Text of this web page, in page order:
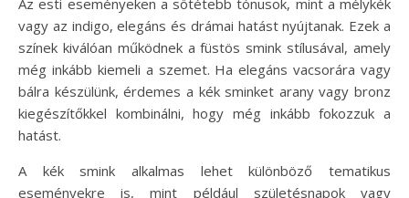
Az esti eseményeken a sötétebb tónusok, mint a mélykék
vagy az indigo, elegáns és drámai hatást nyújtanak. Ezek a
színek kiválóan működnek a füstös smink stílusával, amely
még inkább kiemeli a szemet. Ha elegáns vacsorára vagy
bálra készülünk, érdemes a kék sminket arany vagy bronz
kiegészítőkkel kombinálni, hogy még inkább fokozzuk a
hatást.
A kék smink alkalmas lehet különböző tematikus
eseményekre is, mint például születésnapok vagy